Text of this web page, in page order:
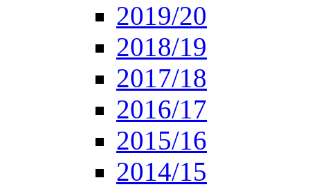
2019/20
2018/19
2017/18
2016/17
2015/16
2014/15